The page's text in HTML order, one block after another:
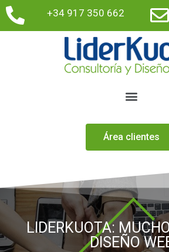
+34 917 350 662
Área clientes
LIDERKUOTA:
DISEÑO